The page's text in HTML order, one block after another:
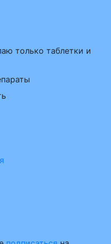
только таблетки и